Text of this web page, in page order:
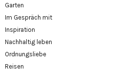
Garten
Im Gespräch mit
Inspiration
Nachhaltig leben
Ordnungsliebe
Reisen